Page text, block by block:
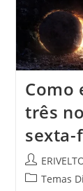
Como
três
sexta-
Temas